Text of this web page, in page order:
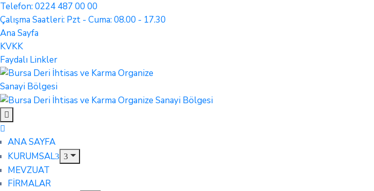
Telefon: 0224 487 00 00
Çalışma Saatleri: Pzt - Cuma: 08.00 - 17.30
Ana Sayfa
KVKK
Faydalı Linkler
ANA SAYFA
KURUMSAL
MEVZUAT
FİRMALAR